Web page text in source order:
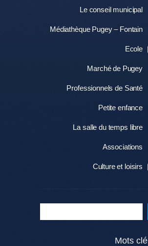
Le conseil municipal
Médiathèque Pugey – Fontain
Ecole
Marché de Pugey
Professionnels de Santé
Petite enfance
La salle du temps libre
Associations
Culture et loisirs
Mots clé